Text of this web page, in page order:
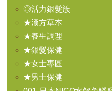
◎活力銀髮族
★漢方草本
★養生調理
★銀髮保健
★女士專區
★男士保健